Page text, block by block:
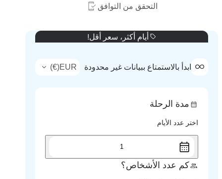
التحقق من التوافق
أيام أكثر، سعر أقل!
ابدأ بالاستمتاع ببيانات غير محدودة EUR
€
)
مدة الرحلة
اختر عدد الأيام
كم عدد الأشخاص؟